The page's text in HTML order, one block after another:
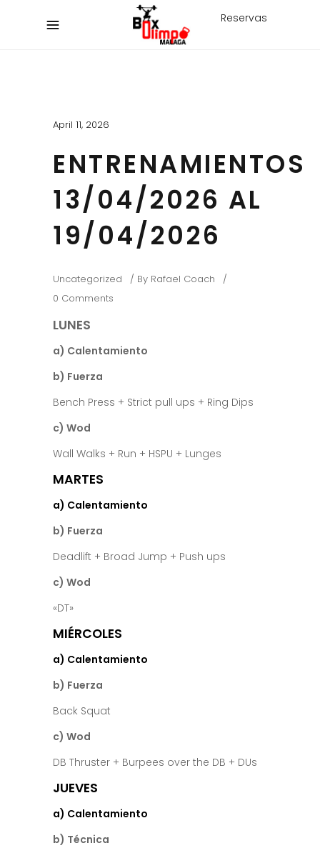
Reservas
April 11, 2026
ENTRENAMIENTOS
13/04/2026 AL
19/04/2026
Uncategorized By Rafael Coach
0 Comments
LUNES
a) Calentamiento
b) Fuerza
Bench Press + Strict pull ups + Ring Dips
c) Wod
Wall Walks + Run + HSPU + Lunges
MARTES
a) Calentamiento
b) Fuerza
Deadlift + Broad Jump + Push ups
c) Wod
«DT»
MIÉRCOLES
a) Calentamiento
b) Fuerza
Back Squat
c) Wod
DB Thruster + Burpees over the DB + DUs
JUEVES
a) Calentamiento
b) Técnica